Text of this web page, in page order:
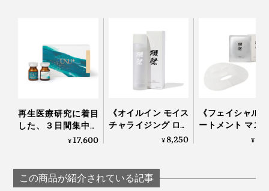
再生医療研究に着目
した、３日間集中ケ
アのヒト幹細胞コス
ム」｜UNU＋ ment
¥17,600
《オイルイン モイス
チャライジング ロー
ション》「獺祭 純米
合 ローション｜獺祭
ビューティ
¥8,250
《フェイシャル
ートメント マス
5枚入り》「獺
¥
この商品が紹介されている記事